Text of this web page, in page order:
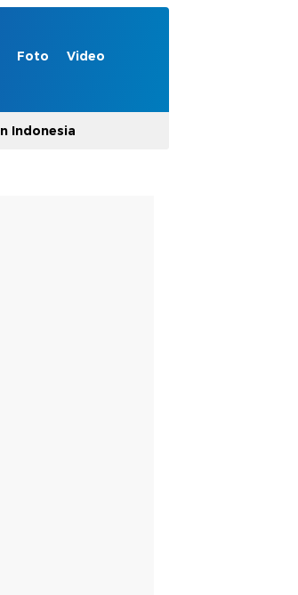
Foto Video
Indonesia